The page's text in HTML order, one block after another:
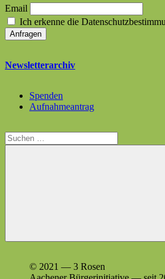
Email
Ich erkenne die
Newsletterarchiv
Spenden
Aufnahmeantrag
Suchen
nach:
Suchen
© 2021 — 3 Rosen